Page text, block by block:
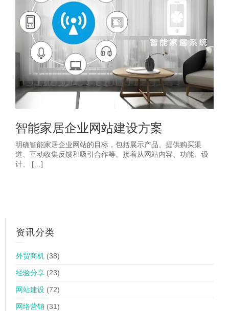
智能家居企业网站建设方案
明确智能家居企业网站的目标，包括展示产品、提供购买渠
道、互动收集反馈和吸引合作等。接着从网站内容、功能、设
计、 […]
资讯分类
外贸商机 (38)
经验分享 (23)
网站建设 (72)
网络营销 (31)